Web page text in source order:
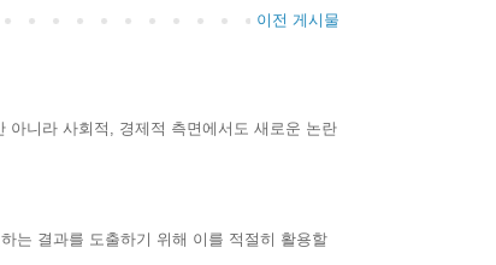
이전 게시물
아니라 사회적, 경제적 측면에서도 새로운 논란
는 결과를 도출하기 위해 이를 적절히 활용할